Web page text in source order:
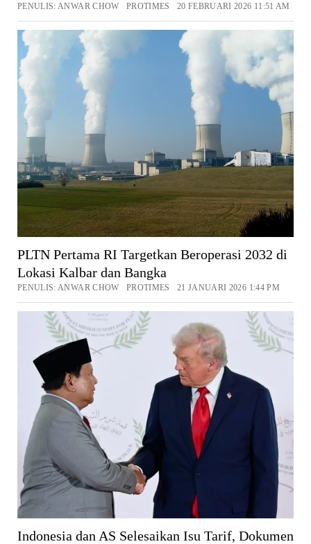
PENULIS: ANWAR CHOW PROTIMES 20 FEBRUARI 2026 11:51 AM
PLTN Pertama RI Targetkan Beroperasi 2032 di
Lokasi Kalbar dan Bangka
PENULIS: ANWAR CHOW PROTIMES 21 JANUARI 2026 1:44 PM
Indonesia dan AS Selesaikan Isu Tarif, Dokumen